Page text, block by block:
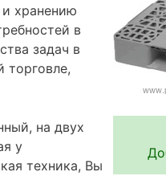
хранению
в
задач в
торговле,
на двух
у
техника, Вы